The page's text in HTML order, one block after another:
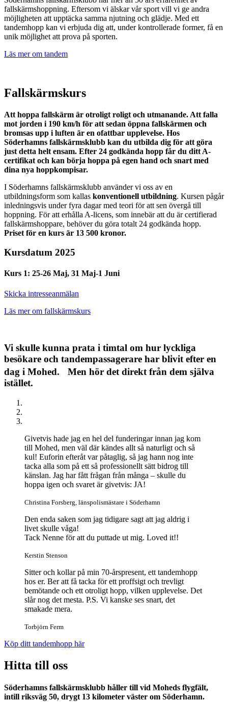
fallskärmshoppning. Eftersom vi älskar vår sport vill vi ge andra
möjligheten att upptäcka samma njutning och glädje. Med ett
tandemhopp kan vi erbjuda dig att, under kontrollerade former, få en
unik möjlighet att prova på sporten.
Läs mer om tandem
Fallskärmskurs
Att hoppa fallskärm är otroligt roligt och utmanande. Att falla
mot jorden i 190 km/h för att sedan öppna fallskärmen och
bromsas upp i luften är en ofattbar upplevelse. Hos
Söderhamns fallskärmsklubb kan du utbilda dig för att göra
just detta helt ensam. Efter 24 godkända hopp får du ditt A-
certifikat och kan börja hoppa på egen hand och snart med
dina nya hoppkompisar.
I Söderhamns fallskärmsklubb använder vi oss av en
utbildningsform som kallas konventionell utbildning. Kursen pågår
inledningsvis under fyra dagar med teori för att sen övergå till
hoppning. För att erhålla A-licens, som innebär att du är certifierad
fallskärmshoppare, behöver du göra totalt 24 godkända hopp.
Priset för en kurs är 13 500 kronor.
Kursdatum 2025
Kurs 1: 25-26 Maj, 31 Maj-1 Juni
Skicka intresseanmälan
Läs mer om fallskärmskurs
Vi skulle kunna prata i timtal om hur lyckliga
besökare och tandempassagerare har blivit efter en
dag i Mohed. Men hör det direkt från dem själva
istället.
Givetvis hade jag en hel del funderingar innan jag kom
till Mohed, men väl där kändes allt så naturligt och så
kul! Euforin efteråt var påtaglig, så jag hann nog inte
tacka alla som på ett så professionellt sätt bidrog till
känslan. Jag har fått frågan från många – skulle du
hoppa igen och svaret är givetvis: JA!
Christina Forsberg, länspolismästare i Söderhamn
Den enda saken som jag tidigare sagt att jag aldrig i
livet skulle våga!
Tack Nenne för att du puttade ut mig. Loved it!!
Kerstin Stenson
Sitter och kollar på min 70-årspresent, ett tandemhopp
hos er. Ber att få tacka för ett proffsigt och trevligt
bemötande och ett otroligt hopp, vilken upplevelse. Det
slår nog det mesta. P.S. Vi kanske ses snart, det
smakade mera.
Torbjörn Ferm
Köp ditt tandemhopp här
Hitta till oss
Söderhamns fallskärmsklubb håller till vid Moheds flygfält,
intill riksväg 50, drygt 13 kilometer väster om Söderhamn.